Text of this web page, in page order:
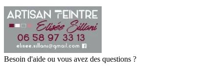
Besoin d'aide ou vous avez des questions ?